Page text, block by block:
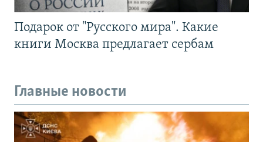
Подарок от "Русского мира". Какие
книги Москва предлагает сербам
Главные новости